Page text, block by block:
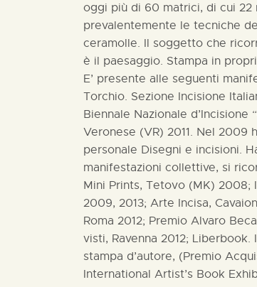
oggi più di 60 matrici, di cui 22
prevalentemente le tecniche
ceramolle. Il soggetto che
è il paesaggio. Stampa in
E’ presente alle seguenti
Torchio. Sezione Incisione
Biennale Nazionale d’Incisione
Veronese (VR) 2011. Nel 2009
personale Disegni e incisioni.
manifestazioni collettive, si
Mini Prints, Tetovo (MK) 2008;
2009, 2013; Arte Incisa,
Roma 2012; Premio Alvaro
visti, Ravenna 2012;
stampa d’autore, (Premio
International Artist’s Book